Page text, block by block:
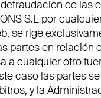
de
S.L por
se rige
partes en
a cualquier otro
caso las partes
y la